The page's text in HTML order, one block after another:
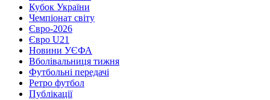
Кубок України
Чемпіонат світу
Євро-2026
Євро U21
Новини УЄФА
Вболівальниця тижня
Футбольні передачі
Ретро футбол
Публікації